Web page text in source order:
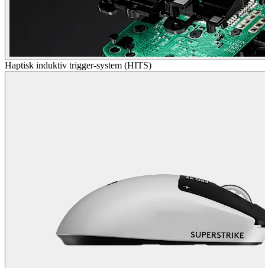
Haptisk induktiv trigger-system (HITS)